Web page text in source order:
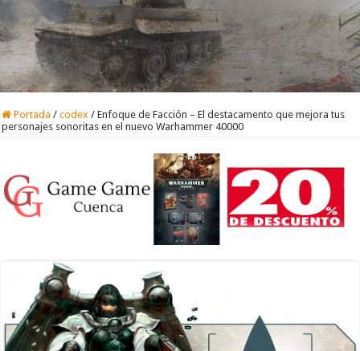
Portada / codex / Enfoque de Facción – El destacamento que mejora tus
personajes sonoritas en el nuevo Warhammer 40000